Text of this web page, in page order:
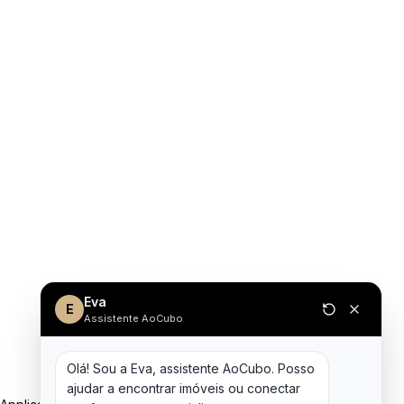
E Eva
Assistente AoCubo
Olá! Sou a Eva, assistente AoCubo. Posso
ajudar a encontrar imóveis ou conectar